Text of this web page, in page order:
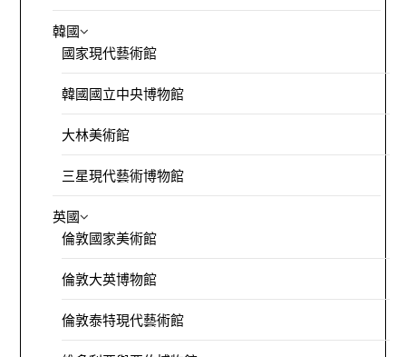
韓國
國家現代藝術館
韓國國立中央博物館
大林美術館
三星現代藝術博物館
英國
倫敦國家美術館
倫敦大英博物館
倫敦泰特現代藝術館